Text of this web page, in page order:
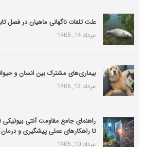
علت تلفات ناگهانی ماهیان در فصل
مرداد 14, 1405
بیماری‌های مشترک بین انسان و
مرداد 12, 1405
تا راهکارهای عملی پیشگیری و درمان
مرداد 10, 1405